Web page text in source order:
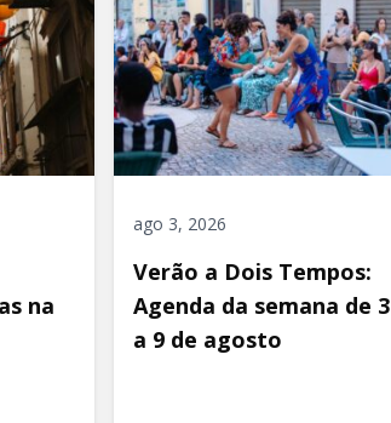
na
ago 3, 2026
Verão a Dois Tempos:
Agenda da semana de 3
a 9 de agosto